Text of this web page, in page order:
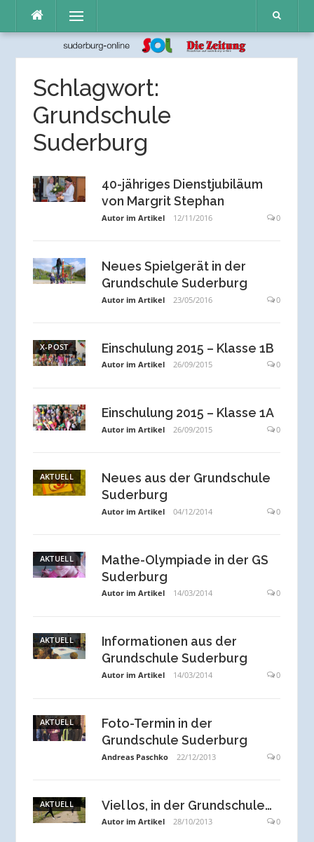
Inhalt
Menü
Schlagwort:
Grundschule
Suderburg
40-jähriges Dienstjubiläum
von Margrit Stephan
Autor im Artikel 12/11/2016 0
Neues Spielgerät in der
Grundschule Suderburg
Autor im Artikel 23/05/2016 0
X-POST Einschulung 2015 – Klasse 1B
Autor im Artikel 26/09/2015 0
Einschulung 2015 – Klasse 1A
Autor im Artikel 26/09/2015 0
AKTUELL
Neues aus der Grundschule
Suderburg
Autor im Artikel 04/12/2014 0
AKTUELL
Mathe-Olympiade in der GS
Suderburg
Autor im Artikel 14/03/2014 0
AKTUELL
Informationen aus der
Grundschule Suderburg
Autor im Artikel 14/03/2014 0
AKTUELL
Foto-Termin in der
Grundschule Suderburg
Andreas Paschko 22/12/2013 0
AKTUELL Viel los, in der Grundschule…
Autor im Artikel 28/10/2013 0